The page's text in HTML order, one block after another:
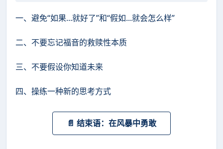
一、避免“如果...就好了”和“假如...就会怎么样”
二、不要忘记福音的救赎性本质
三、不要假设你知道未来
四、操练一种新的思考方式
📄 结束语：在风暴中勇敢